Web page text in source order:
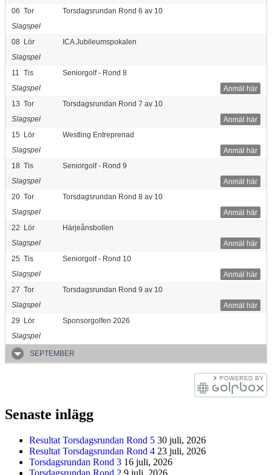
06 Tor
Torsdagsrundan Rond 6 av 10
Slagspel
08 Lör
ICA Jubileumspokalen
Slagspel
11
Tis
Seniorgolf - Rond 8
Anmäl här
Slagspel
13 Tor
Torsdagsrundan Rond 7 av 10
Anmäl här
Slagspel
15 Lör
Westling Entreprenad
Anmäl här
Slagspel
18 Tis
Seniorgolf - Rond 9
Anmäl här
Slagspel
20 Tor
Torsdagsrundan Rond 8 av 10
Anmäl här
Slagspel
22 Lör
Härjeånsbollen
Anmäl här
Slagspel
25 Tis
Seniorgolf - Rond 10
Anmäl här
Slagspel
27 Tor
Torsdagsrundan Rond 9 av 10
Anmäl här
Slagspel
29 Lör
Sponsorgolfen 2026
Slagspel
SEPTEMBER
Senaste inlägg
Resultat Torsdagsrundan Rond 5 30 juli, 2026
Resultat Torsdagsrundan Rond 4 23 juli, 2026
Torsdagsrundan Rond 3 16 juli, 2026
Torsdagsrundan Rond 2 9 juli, 2026